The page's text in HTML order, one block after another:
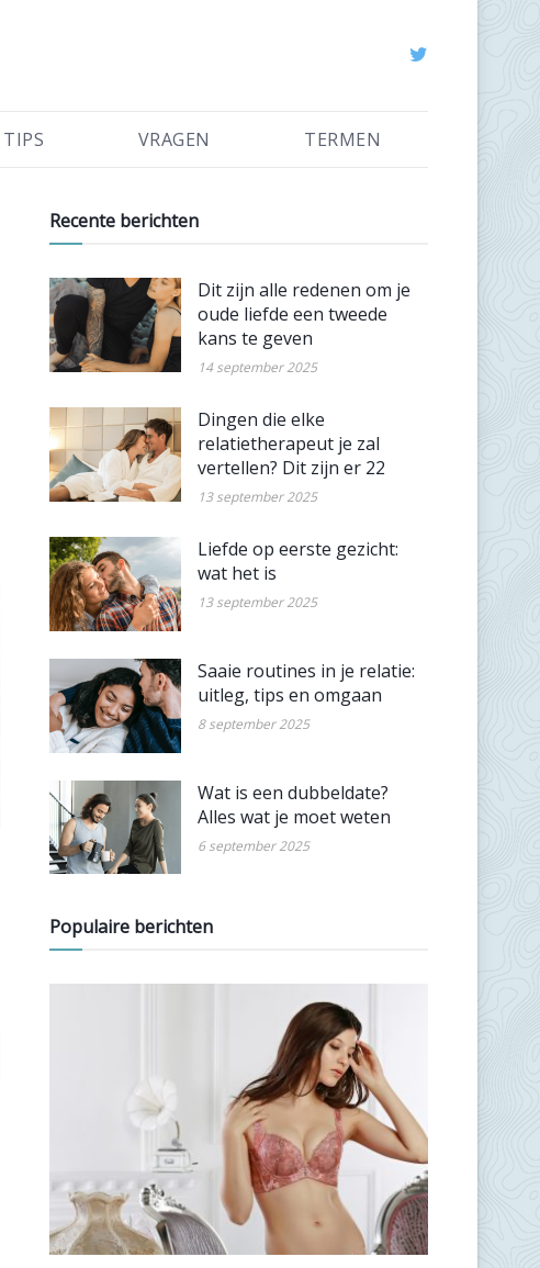
TIPS VRAGEN TERMEN
Recente berichten
Dit zijn alle redenen om je
oude liefde een tweede
kans te geven
14 september 2025
Dingen die elke
relatietherapeut je zal
vertellen? Dit zijn er 22
13 september 2025
Liefde op eerste gezicht:
wat het is
13 september 2025
Saaie routines in je relatie:
uitleg, tips en omgaan
8 september 2025
Wat is een dubbeldate?
Alles wat je moet weten
6 september 2025
Populaire berichten